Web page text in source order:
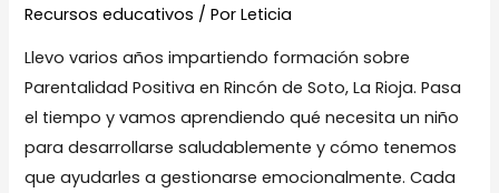
Recursos educativos / PorLeticia
Llevo varios años impartiendo formación sobre
Parentalidad Positiva en Rincón de Soto, La Rioja. Pasa
el tiempo y vamos aprendiendo qué necesita un niño
para desarrollarse saludablemente y cómo tenemos
que ayudarles a gestionarse emocionalmente. Cada